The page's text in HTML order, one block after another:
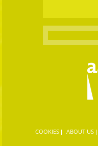
COOKIES ABOUT US